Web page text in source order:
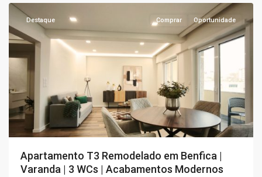
Destaque Comprar Oportunidade
Apartamento T3 Remodelado em Benfica |
Varanda | 3 WCs | Acabamentos Modernos